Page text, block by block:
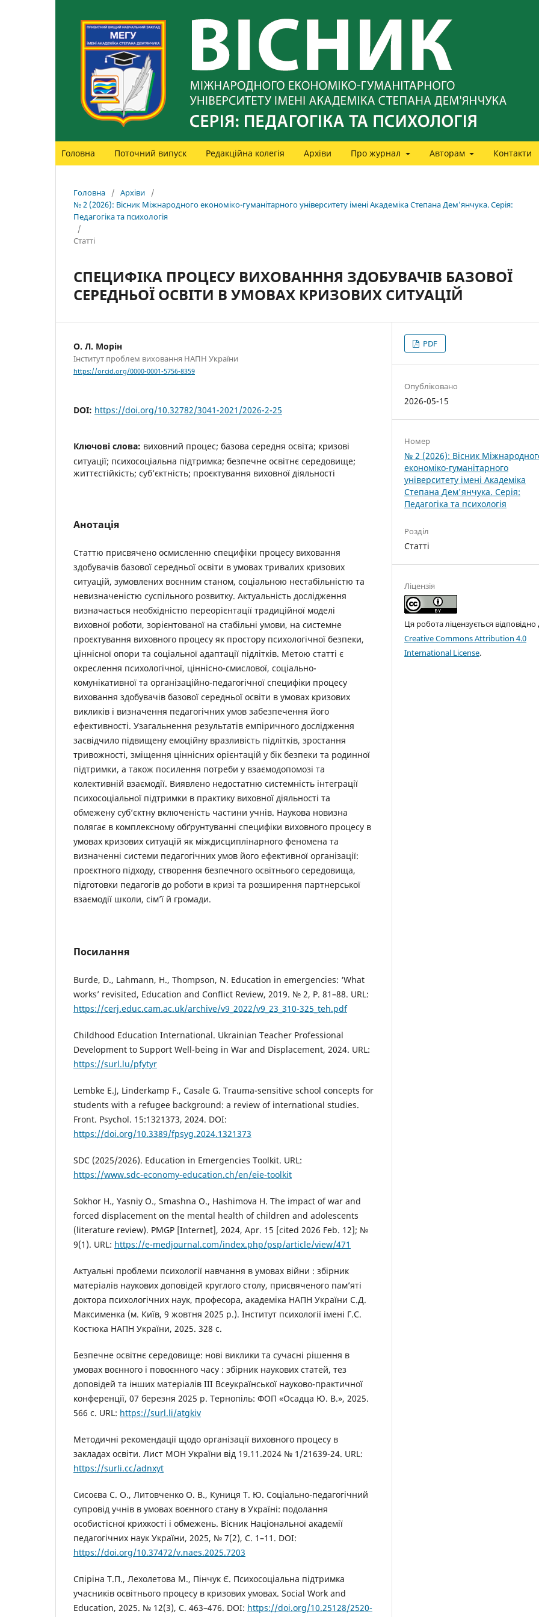
Головна Поточний випуск Редакційна колегія Архіви Про журнал Авторам Контакти
Головна / Архіви
/
№ 2 (2026): Вісник Міжнародного економіко-гуманітарного університету імені Академіка Степана Дем'янчука. Серія:
Педагогіка та психологія
/
Статті
СПЕЦИФІКА ПРОЦЕСУ ВИХОВАНННЯ ЗДОБУВАЧІВ БАЗОВОЇ
СЕРЕДНЬОЇ ОСВІТИ В УМОВАХ КРИЗОВИХ СИТУАЦІЙ
О. Л. Морін
Інститут проблем виховання НАПН України
https://orcid.org/0000-0001-5756-8359
DOI: https://doi.org/10.32782/3041-2021/2026-2-25
Ключові слова: виховний процес; базова середня освіта; кризові
ситуації; психосоціальна підтримка; безпечне освітнє середовище;
життєстійкість; суб’єктність; проєктування виховної діяльності
Анотація
Статтю присвячено осмисленню специфіки процесу виховання
здобувачів базової середньої освіти в умовах тривалих кризових
ситуацій, зумовлених воєнним станом, соціальною нестабільністю та
невизначеністю суспільного розвитку. Актуальність дослідження
визначається необхідністю переорієнтації традиційної моделі
виховної роботи, зорієнтованої на стабільні умови, на системне
проєктування виховного процесу як простору психологічної безпеки,
ціннісної опори та соціальної адаптації підлітків. Метою статті є
окреслення психологічної, ціннісно-смислової, соціально-
комунікативної та організаційно-педагогічної специфіки процесу
виховання здобувачів базової середньої освіти в умовах кризових
викликів і визначення педагогічних умов забезпечення його
ефективності. Узагальнення результатів емпіричного дослідження
засвідчило підвищену емоційну вразливість підлітків, зростання
тривожності, зміщення ціннісних орієнтацій у бік безпеки та родинної
підтримки, а також посилення потреби у взаємодопомозі та
колективній взаємодії. Виявлено недостатню системність інтеграції
психосоціальної підтримки в практику виховної діяльності та
обмежену суб’єктну включеність частини учнів. Наукова новизна
полягає в комплексному обґрунтуванні специфіки виховного процесу в
умовах кризових ситуацій як міждисциплінарного феномена та
визначенні системи педагогічних умов його ефективної організації:
проєктного підходу, створення безпечного освітнього середовища,
підготовки педагогів до роботи в кризі та розширення партнерської
взаємодії школи, сім’ї й громади.
Посилання
Burde, D., Lahmann, H., Thompson, N. Education in emergencies: ‘What
works’ revisited, Education and Conflict Review, 2019. № 2, P. 81–88. URL:
https://cerj.educ.cam.ac.uk/archive/v9_2022/v9_23_310-325_teh.pdf
Childhood Education International. Ukrainian Teacher Professional
Development to Support Well-being in War and Displacement, 2024. URL:
https://surl.lu/pfytyr
Lembke E.J, Linderkamp F., Casale G. Trauma-sensitive school concepts for
students with a refugee background: a review of international studies.
Front. Psychol. 15:1321373, 2024. DOI:
https://doi.org/10.3389/fpsyg.2024.1321373
SDC (2025/2026). Education in Emergencies Toolkit. URL:
https://www.sdc-economy-education.ch/en/eie-toolkit
Sokhor Н., Yasniy О., Smashna О., Hashimova Н. The impact of war and
forced displacement on the mental health of children and adolescents
(literature review). PMGP [Internet], 2024, Apr. 15 [cited 2026 Feb. 12]; №
9(1). URL: https://e-medjournal.com/index.php/psp/article/view/471
Актуальні проблеми психології навчання в умовах війни : збірник
матеріалів наукових доповідей круглого столу, присвяченого пам’яті
доктора психологічних наук, професора, академіка НАПН України С.Д.
Максименка (м. Київ, 9 жовтня 2025 р.). Інститут психології імені Г.С.
Костюка НАПН України, 2025. 328 с.
Безпечне освітнє середовище: нові виклики та сучасні рішення в
умовах воєнного і повоєнного часу : збірник наукових статей, тез
доповідей та інших матеріалів ІІІ Всеукраїнської науково-практичної
конференції, 07 березня 2025 р. Тернопіль: ФОП «Осадца Ю. В.», 2025.
566 с. URL: https://surl.li/atgkiv
Методичні рекомендації щодо організації виховного процесу в
закладах освіти. Лист МОН України від 19.11.2024 № 1/21639-24. URL:
https://surli.cc/adnxyt
Сисоєва С. О., Литовченко О. В., Куниця Т. Ю. Соціально-педагогічний
супровід учнів в умовах воєнного стану в Україні: подолання
особистісної крихкості і обмежень. Вісник Національної академії
педагогічних наук України, 2025, № 7(2), С. 1–11. DOI:
https://doi.org/10.37472/v.naes.2025.7203
Спіріна Т.П., Лехолетова М., Пінчук Є. Психосоціальна підтримка
учасників освітнього процесу в кризових умовах. Social Work and
Education, 2025. № 12(3), С. 463–476. DOI: https://doi.org/10.25128/2520-
PDF
Опубліковано
2026-05-15
Номер
№ 2 (2026): Вісник
економіко-гуманітарного
університету імені Академіка
Степана Дем'янчука. Серія:
Педагогіка та психологія
Розділ
Статті
Ліцензія
Ця робота ліцензується відповідно
Creative Commons Attribution 4.0
International License.